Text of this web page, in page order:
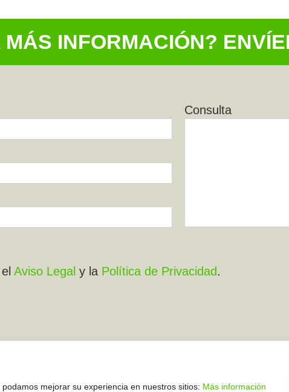
mejorar su experiencia en nuestros sitios: Más información
MÁS INFORMACIÓN?
Consulta
Aviso Legal y la Política de Privacidad.